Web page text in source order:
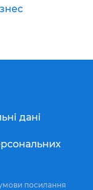
дані
посилання